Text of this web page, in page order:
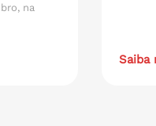
na
Saiba